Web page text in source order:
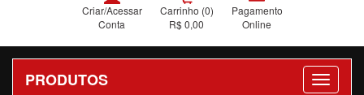
Criar/Acessar
Conta
Carrinho (0)
R$ 0,00
Pagamento
Online
PRODUTOS